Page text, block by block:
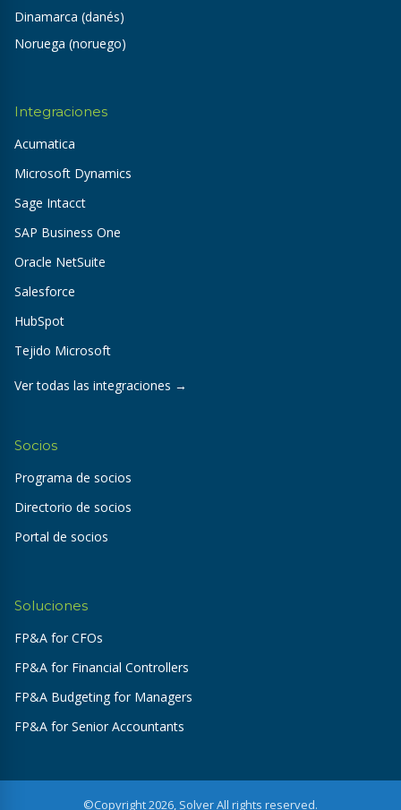
Dinamarca (danés)
Noruega (noruego)
Integraciones
Acumatica
Microsoft Dynamics
Sage Intacct
SAP Business One
Oracle NetSuite
Salesforce
HubSpot
Tejido Microsoft
Ver todas las integraciones →
Socios
Programa de socios
Directorio de socios
Portal de socios
Soluciones
FP&A for CFOs
FP&A for Financial Controllers
FP&A Budgeting for Managers
FP&A for Senior Accountants
©Copyright 2026, Solver All rights reserved.